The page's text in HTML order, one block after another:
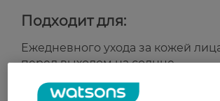
Подходит для:
Ежедневного ухода за кожей
перед выходом на солнце.
Страна-производитель: